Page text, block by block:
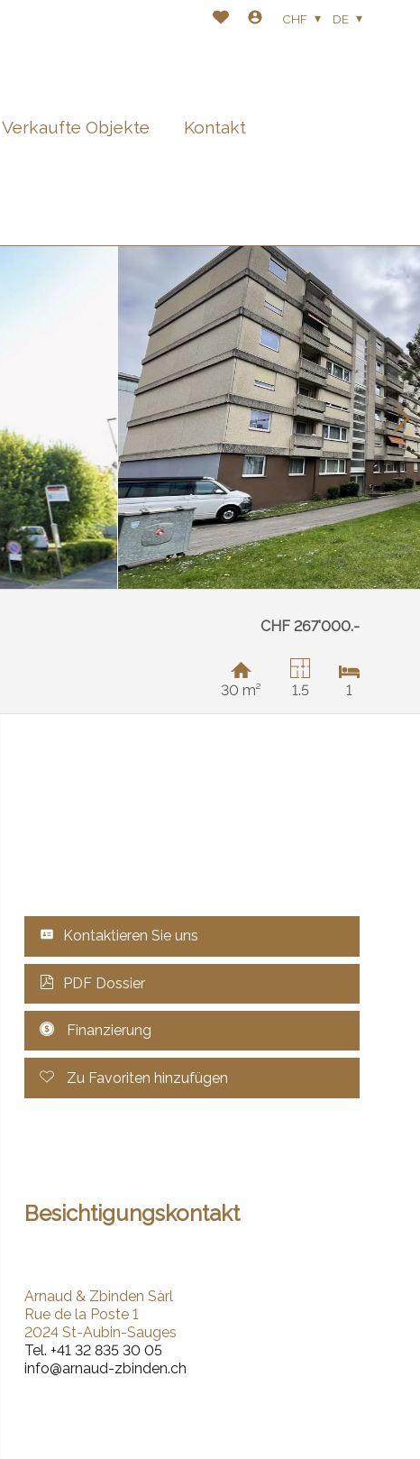
Verkaufte Objekte Kontakt
CHF DE
CHF 267'000.-
30 m² 1.5 1
Kontaktieren Sie uns
PDF Dossier
Finanzierung
Zu Favoriten hinzufügen
Besichtigungskontakt
Arnaud & Zbinden Sàrl
Rue de la Poste 1
2024 St-Aubin-Sauges
Tel. +41 32 835 30 05
info@arnaud-zbinden.ch